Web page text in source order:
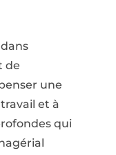
de
une
et à
qui